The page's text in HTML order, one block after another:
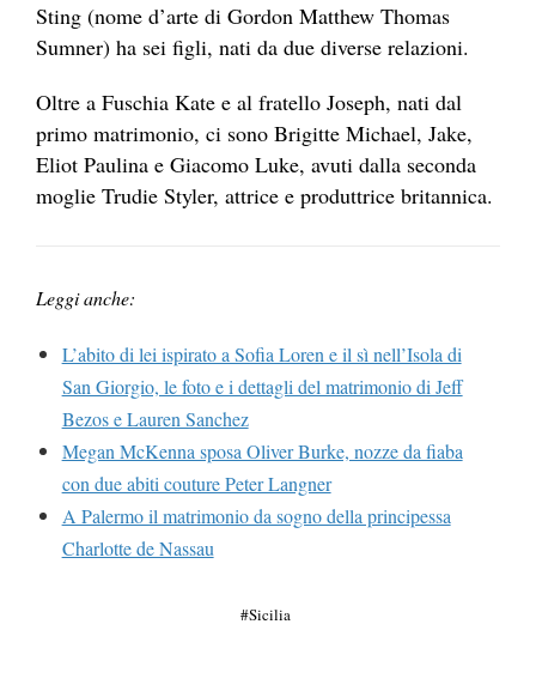
Sting (nome d’arte di Gordon Matthew Thomas
Sumner) ha sei figli, nati da due diverse relazioni.
Oltre a Fuschia Kate e al fratello Joseph, nati dal
primo matrimonio, ci sono Brigitte Michael, Jake,
Eliot Paulina e Giacomo Luke, avuti dalla seconda
moglie Trudie Styler, attrice e produttrice britannica.
Leggi anche:
L’abito di lei ispirato a Sofia Loren e il sì nell’Isola di
San Giorgio, le foto e i dettagli del matrimonio di Jeff
Bezos e Lauren Sanchez
Megan McKenna sposa Oliver Burke, nozze da fiaba
con due abiti couture Peter Langner
A Palermo il matrimonio da sogno della principessa
Charlotte de Nassau
Sicilia